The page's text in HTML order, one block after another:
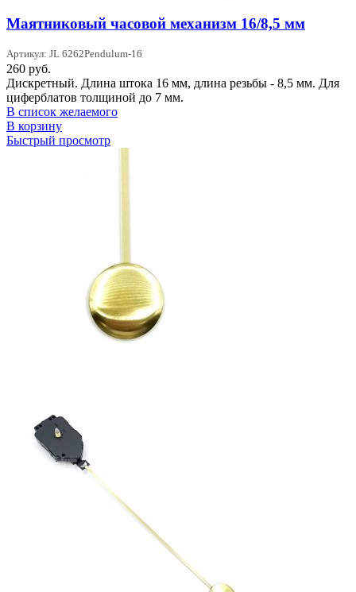
Маятниковый часовой механизм 16/8,5 мм
Артикул: JL 6262Pendulum-16
260 руб.
Дискретный. Длина штока 16 мм, длина резьбы - 8,5 мм. Для
циферблатов толщиной до 7 мм.
В список желаемого
В корзину
Быстрый просмотр